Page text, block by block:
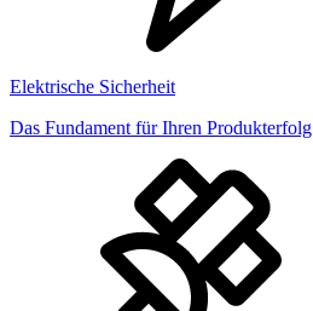
Elektrische Sicherheit
Das Fundament für Ihren Produkterfolg